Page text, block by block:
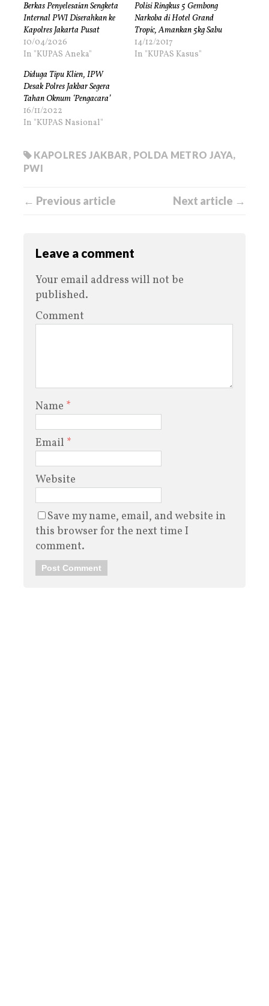
Berkas Penyelesaian Sengketa
Internal PWI Diserahkan ke
Kapolres Jakarta Pusat
10/04/2026
In "KUPAS Aneka"
Polisi Ringkus 5 Gembong
Narkoba di Hotel Grand
Tropic, Amankan 5kg Sabu
14/12/2017
In "KUPAS Kasus"
Diduga Tipu Klien, IPW
Desak Polres Jakbar Segera
Tahan Oknum ‘Pengacara’
16/11/2022
In "KUPAS Nasional"
KAPOLRES JAKBAR, POLDA METRO JAYA,
PWI
← Previous article Next article →
Leave a comment
Your email address will not be
published.
Comment
Name *
Email *
Website
Save my name, email, and website in
this browser for the next time I
comment.